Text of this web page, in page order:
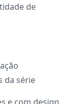
de
da série